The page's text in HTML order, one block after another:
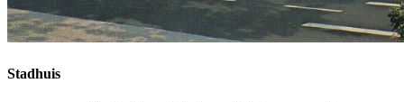
Stadhuis